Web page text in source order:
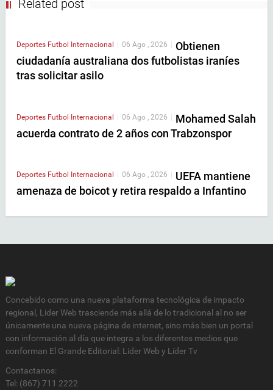
Related post
Deportes Futbol Internacional 06 Ago , 2026
Obtienen
ciudadanía australiana dos futbolistas iraníes
tras solicitar asilo
Deportes Futbol Internacional | 06 Ago , 2026 | Mohamed Salah
acuerda contrato de 2 años con Trabzonspor
Deportes Futbol Internacional 06 Ago , 2026
UEFA mantiene
amenaza de boicot y retira respaldo a Infantino
Concebido como una nueva plataforma tecnológica de impacto
regional, Lider Web trasciende más allá de lo tradicional al no ser
únicamente una nueva página de internet, sino más bien un portal
con información al día que integra a los diferentes medios que
conforman El Grande Editorial: Líder Web y Líder Tv
Contactanos:
Tel: (867) 711 2222